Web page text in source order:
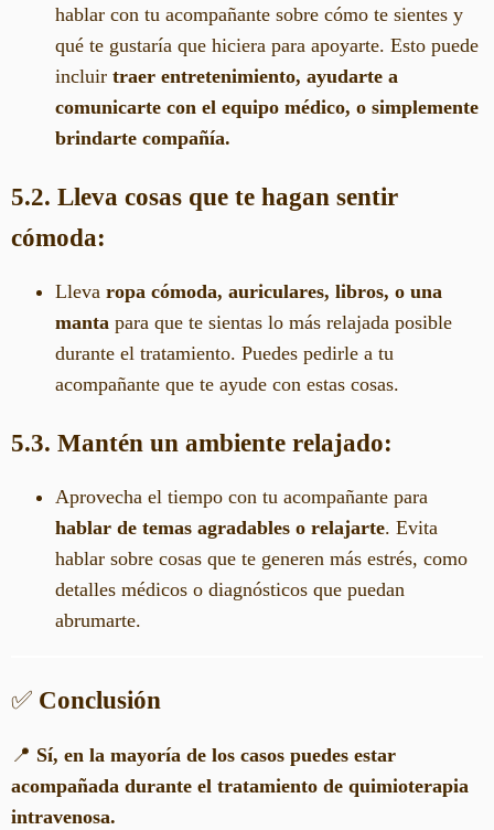
hablar con tu acompañante sobre cómo te sientes y
qué te gustaría que hiciera para apoyarte. Esto puede
incluir traer entretenimiento, ayudarte a
comunicarte con el equipo médico, o simplemente
brindarte compañía.
5.2. Lleva cosas que te hagan sentir
cómoda:
Lleva ropa cómoda, auriculares, libros, o una
manta para que te sientas lo más relajada posible
durante el tratamiento. Puedes pedirle a tu
acompañante que te ayude con estas cosas.
5.3. Mantén un ambiente relajado:
Aprovecha el tiempo con tu acompañante para
hablar de temas agradables o relajarte. Evita
hablar sobre cosas que te generen más estrés, como
detalles médicos o diagnósticos que puedan
abrumarte.
✅ Conclusión
📍 Sí, en la mayoría de los casos puedes estar
acompañada durante el tratamiento de quimioterapia
intravenosa.